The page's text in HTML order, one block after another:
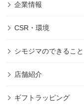
企業情報
CSR・環境
シモジマのできること
店舗紹介
ギフトラッピング